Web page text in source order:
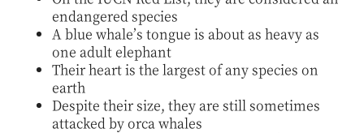
endangered species
A blue whale’s tongue is about as heavy as
one adult elephant
Their heart is the largest of any species on
earth
Despite their size, they are still sometimes
attacked by orca whales